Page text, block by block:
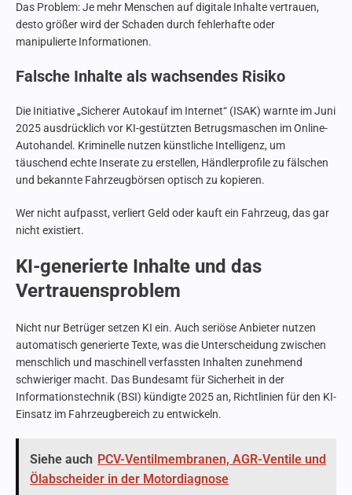
Das Problem: Je mehr Menschen auf digitale Inhalte vertrauen,
desto größer wird der Schaden durch fehlerhafte oder
manipulierte Informationen.
Falsche Inhalte als wachsendes Risiko
Die Initiative „Sicherer Autokauf im Internet“ (ISAK) warnte im Juni
2025 ausdrücklich vor KI-gestützten Betrugsmaschen im Online-
Autohandel. Kriminelle nutzen künstliche Intelligenz, um
täuschend echte Inserate zu erstellen, Händlerprofile zu fälschen
und bekannte Fahrzeugbörsen optisch zu kopieren.
Wer nicht aufpasst, verliert Geld oder kauft ein Fahrzeug, das gar
nicht existiert.
KI-generierte Inhalte und das
Vertrauensproblem
Nicht nur Betrüger setzen KI ein. Auch seriöse Anbieter nutzen
automatisch generierte Texte, was die Unterscheidung zwischen
menschlich und maschinell verfassten Inhalten zunehmend
schwieriger macht. Das Bundesamt für Sicherheit in der
Informationstechnik (BSI) kündigte 2025 an, Richtlinien für den KI-
Einsatz im Fahrzeugbereich zu entwickeln.
Siehe auch PCV-Ventilmembranen, AGR-Ventile und
Ölabscheider in der Motordiagnose